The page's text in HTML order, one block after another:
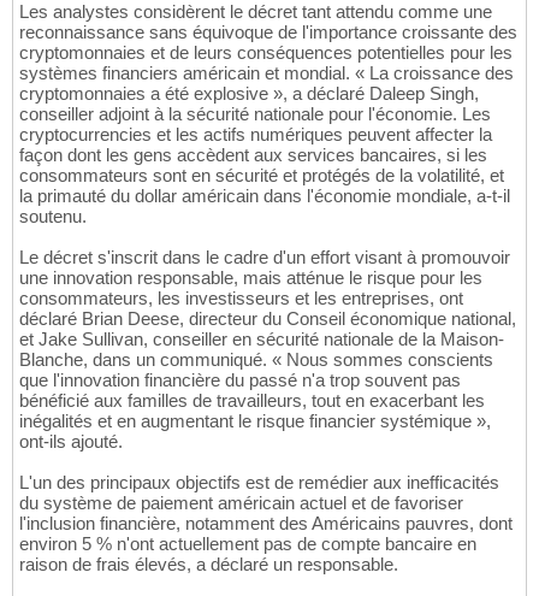
Les analystes considèrent le décret tant attendu comme une
reconnaissance sans équivoque de l'importance croissante des
cryptomonnaies et de leurs conséquences potentielles pour les
systèmes financiers américain et mondial. « La croissance des
cryptomonnaies a été explosive », a déclaré Daleep Singh,
conseiller adjoint à la sécurité nationale pour l'économie. Les
cryptocurrencies et les actifs numériques peuvent affecter la
façon dont les gens accèdent aux services bancaires, si les
consommateurs sont en sécurité et protégés de la volatilité, et
la primauté du dollar américain dans l'économie mondiale, a-t-il
soutenu.
Le décret s'inscrit dans le cadre d'un effort visant à promouvoir
une innovation responsable, mais atténue le risque pour les
consommateurs, les investisseurs et les entreprises, ont
déclaré Brian Deese, directeur du Conseil économique national,
et Jake Sullivan, conseiller en sécurité nationale de la Maison-
Blanche, dans un communiqué. « Nous sommes conscients
que l'innovation financière du passé n'a trop souvent pas
bénéficié aux familles de travailleurs, tout en exacerbant les
inégalités et en augmentant le risque financier systémique »,
ont-ils ajouté.
L'un des principaux objectifs est de remédier aux inefficacités
du système de paiement américain actuel et de favoriser
l'inclusion financière, notamment des Américains pauvres, dont
environ 5 % n'ont actuellement pas de compte bancaire en
raison de frais élevés, a déclaré un responsable.